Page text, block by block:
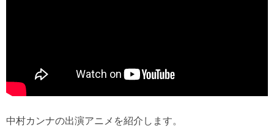
中村カンナの出演アニメを紹介します。